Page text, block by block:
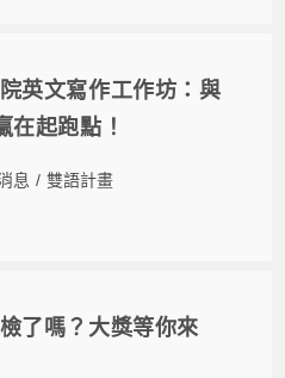
英文寫作工作坊：與
起跑點！
息 / 雙語計畫
了嗎？大獎等你來